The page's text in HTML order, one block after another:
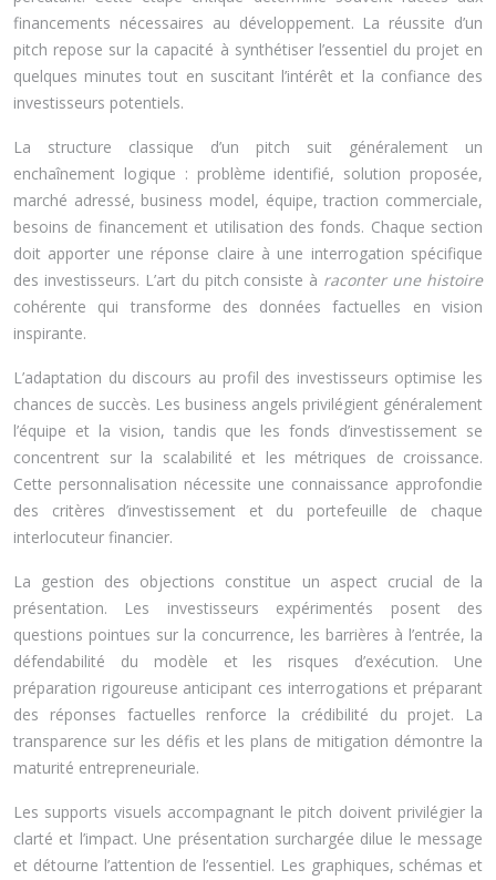
financements nécessaires au développement. La réussite d’un
pitch repose sur la capacité à synthétiser l’essentiel du projet en
quelques minutes tout en suscitant l’intérêt et la confiance des
investisseurs potentiels.
La structure classique d’un pitch suit généralement un
enchaînement logique : problème identifié, solution proposée,
marché adressé, business model, équipe, traction commerciale,
besoins de financement et utilisation des fonds. Chaque section
doit apporter une réponse claire à une interrogation spécifique
des investisseurs. L’art du pitch consiste à raconter une histoire
cohérente qui transforme des données factuelles en vision
inspirante.
L’adaptation du discours au profil des investisseurs optimise les
chances de succès. Les business angels privilégient généralement
l’équipe et la vision, tandis que les fonds d’investissement se
concentrent sur la scalabilité et les métriques de croissance.
Cette personnalisation nécessite une connaissance approfondie
des critères d’investissement et du portefeuille de chaque
interlocuteur financier.
La gestion des objections constitue un aspect crucial de la
présentation. Les investisseurs expérimentés posent des
questions pointues sur la concurrence, les barrières à l’entrée, la
défendabilité du modèle et les risques d’exécution. Une
préparation rigoureuse anticipant ces interrogations et préparant
des réponses factuelles renforce la crédibilité du projet. La
transparence sur les défis et les plans de mitigation démontre la
maturité entrepreneuriale.
Les supports visuels accompagnant le pitch doivent privilégier la
clarté et l’impact. Une présentation surchargée dilue le message
et détourne l’attention de l’essentiel. Les graphiques, schémas et